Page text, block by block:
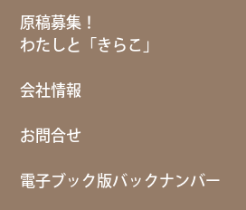
原稿募集！
わたしと「きらこ」
会社情報
お問合せ
電子ブック版バックナンバー